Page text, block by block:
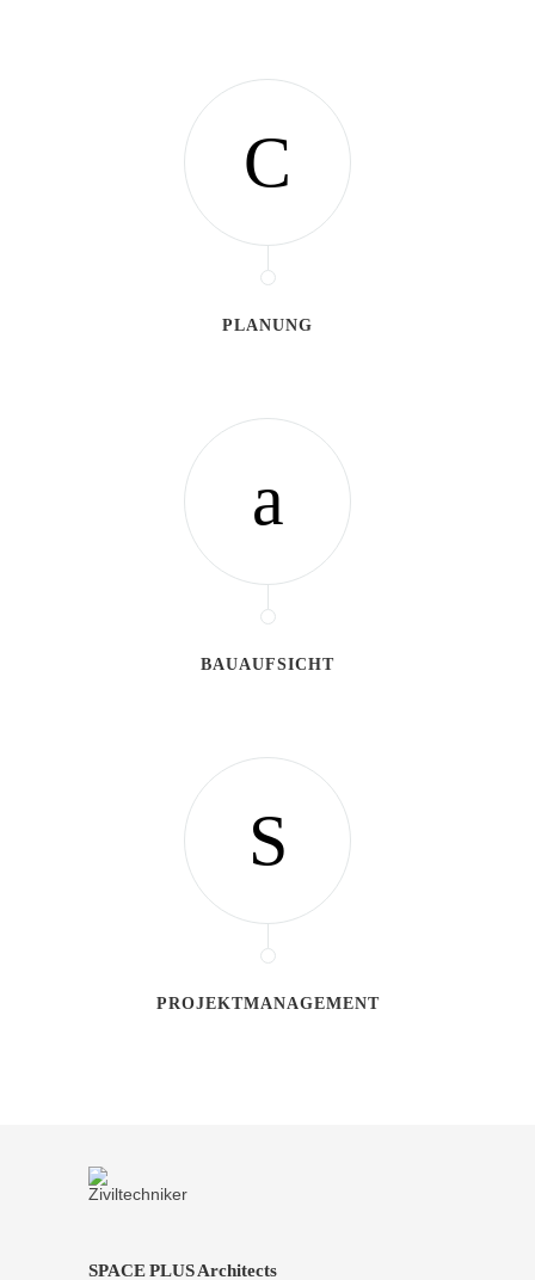
PLANUNG
BAUAUFSICHT
PROJEKTMANAGEMENT
SPACE PLUS Architects